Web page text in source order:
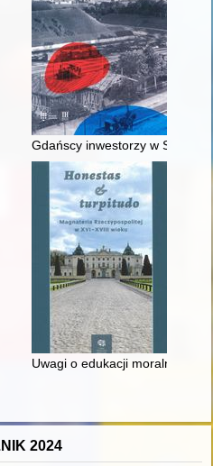
drawskiego od
Gdańscy inwestorzy w
z rodu Ślązaka
Uwagi o edukacji moralnej
2024